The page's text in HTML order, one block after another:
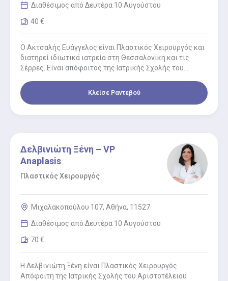
Διαθέσιμος από Δευτέρα 10 Αυγούστου
40 €
Ο Ακτσαλής Ευάγγελος είναι Πλαστικός Χειρουργός και
διατηρεί ιδιωτικά ιατρεία στη Θεσσαλονίκη και τις
Σέρρες. Είναι απόφοιτος της Ιατρικής Σχολής του
Κλείσε Ραντεβού
Δελβινιώτη Ξένη – VP
Anaplasis
Πλαστικός Χειρουργός
Μιχαλακοπούλου 107, Αθήνα, 11527
Διαθέσιμος από Δευτέρα 10 Αυγούστου
70 €
Η Δελβινιώτη Ξένη είναι Πλαστικός Χειρουργός.
Απόφοιτη της Ιατρικής Σχολής του Αριστοτέλειου